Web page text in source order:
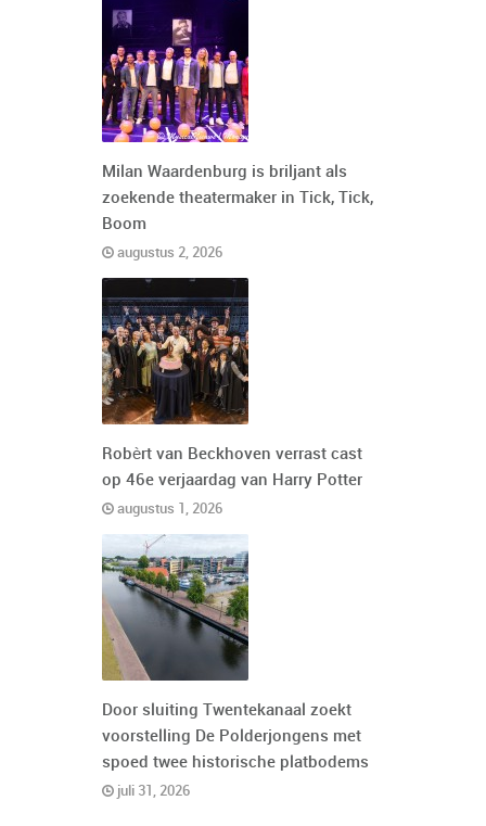
Milan Waardenburg is briljant als
zoekende theatermaker in Tick, Tick,
Boom
augustus 2, 2026
Robèrt van Beckhoven verrast cast
op 46e verjaardag van Harry Potter
augustus 1, 2026
Door sluiting Twentekanaal zoekt
voorstelling De Polderjongens met
spoed twee historische platbodems
juli 31, 2026